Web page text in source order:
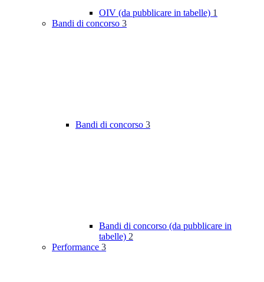
OIV (da pubblicare in tabelle) 1
Bandi di concorso 3
Bandi di concorso 3
Bandi di concorso (da pubblicare in
tabelle) 2
Performance 3